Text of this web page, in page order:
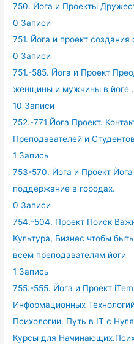
750. Йога и Проекты
0 Записи
751. Йога и проект
0 Записи
751.-585. Йога и Проект
женщины и мужчины в йоге .
10 Записи
752.-771 Йога Проект.
Преподавателей и
1 Запись
753-570. Йога и Проект
поддержание в городах.
0 Записи
754.-504. Проект Поиск
Культура, Бизнес чтобы
всем преподавателям йоги
1 Запись
755.-555. Йога и Проект
Информационных
Психологии. Путь в IT с
Курсы для